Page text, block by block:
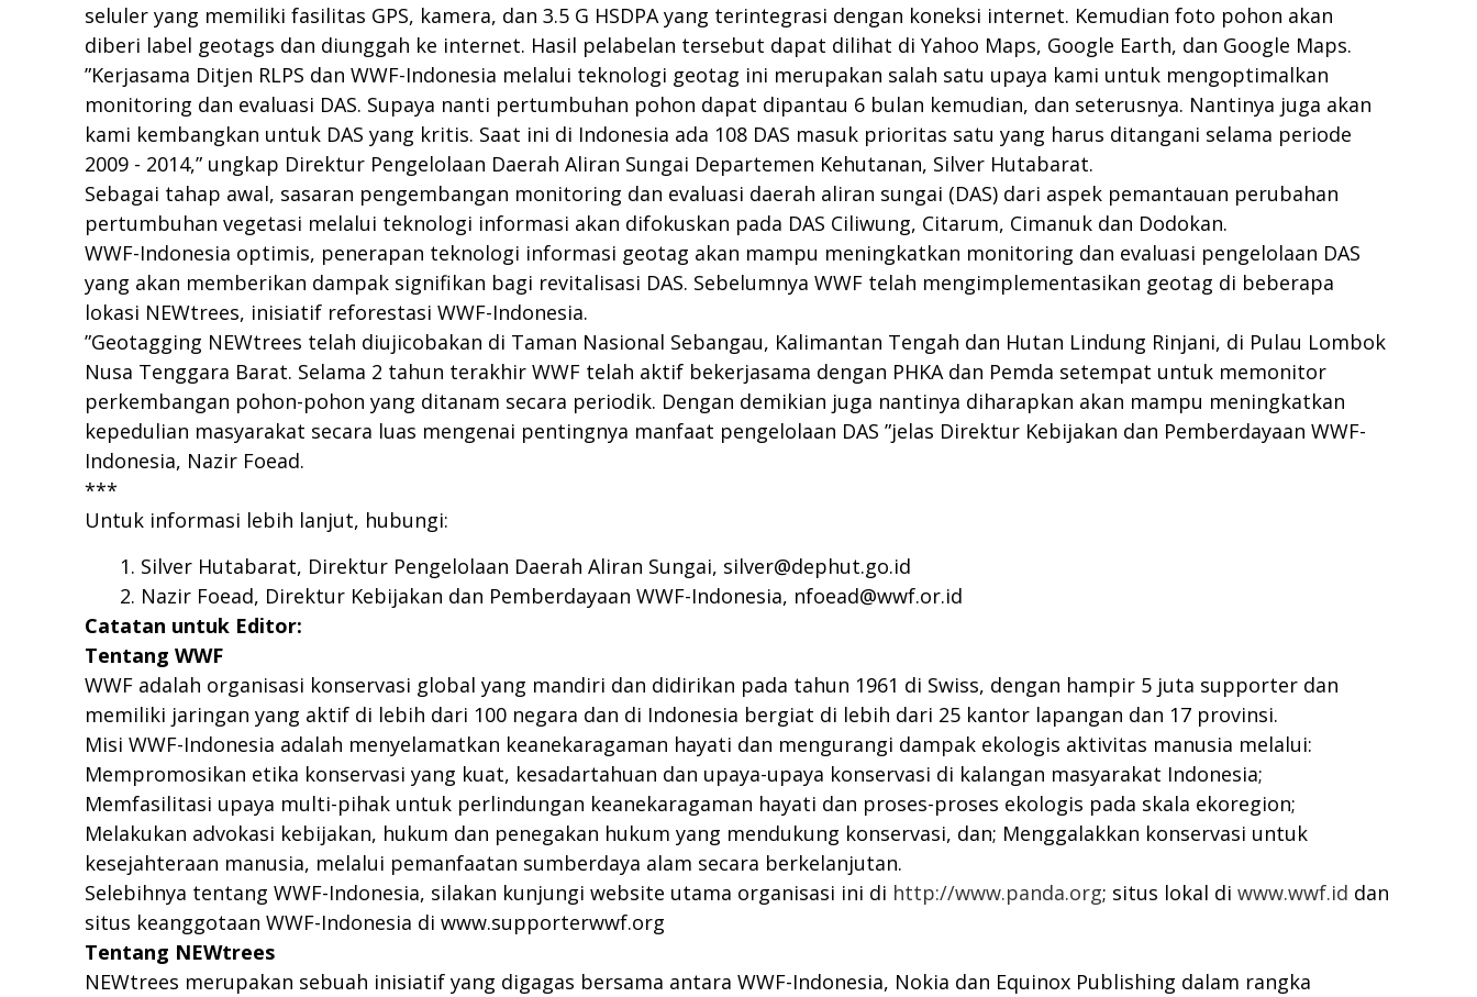
seluler yang memiliki fasilitas GPS, kamera, dan 3.5 G HSDPA yang terintegrasi dengan koneksi internet. Kemudian foto pohon akan
diberi label geotags dan diunggah ke internet. Hasil pelabelan tersebut dapat dilihat di Yahoo Maps, Google Earth, dan Google Maps.
”Kerjasama Ditjen RLPS dan WWF-Indonesia melalui teknologi geotag ini merupakan salah satu upaya kami untuk mengoptimalkan
monitoring dan evaluasi DAS. Supaya nanti pertumbuhan pohon dapat dipantau 6 bulan kemudian, dan seterusnya. Nantinya juga akan
kami kembangkan untuk DAS yang kritis. Saat ini di Indonesia ada 108 DAS masuk prioritas satu yang harus ditangani selama periode
2009 - 2014,” ungkap Direktur Pengelolaan Daerah Aliran Sungai Departemen Kehutanan, Silver Hutabarat.
Sebagai tahap awal, sasaran pengembangan monitoring dan evaluasi daerah aliran sungai (DAS) dari aspek pemantauan perubahan
pertumbuhan vegetasi melalui teknologi informasi akan difokuskan pada DAS Ciliwung, Citarum, Cimanuk dan Dodokan.
WWF-Indonesia optimis, penerapan teknologi informasi geotag akan mampu meningkatkan monitoring dan evaluasi pengelolaan DAS
yang akan memberikan dampak signifikan bagi revitalisasi DAS. Sebelumnya WWF telah mengimplementasikan geotag di beberapa
lokasi NEWtrees, inisiatif reforestasi WWF-Indonesia.
”Geotagging NEWtrees telah diujicobakan di Taman Nasional Sebangau, Kalimantan Tengah dan Hutan Lindung Rinjani, di Pulau Lombok
Nusa Tenggara Barat. Selama 2 tahun terakhir WWF telah aktif bekerjasama dengan PHKA dan Pemda setempat untuk memonitor
perkembangan pohon-pohon yang ditanam secara periodik. Dengan demikian juga nantinya diharapkan akan mampu meningkatkan
kepedulian masyarakat secara luas mengenai pentingnya manfaat pengelolaan DAS ”jelas Direktur Kebijakan dan Pemberdayaan WWF-
Indonesia, Nazir Foead.
***
Untuk informasi lebih lanjut, hubungi:
Silver Hutabarat, Direktur Pengelolaan Daerah Aliran Sungai, silver@dephut.go.id
Nazir Foead, Direktur Kebijakan dan Pemberdayaan WWF-Indonesia, nfoead@wwf.or.id
Catatan untuk Editor:
Tentang WWF
WWF adalah organisasi konservasi global yang mandiri dan didirikan pada tahun 1961 di Swiss, dengan hampir 5 juta supporter dan
memiliki jaringan yang aktif di lebih dari 100 negara dan di Indonesia bergiat di lebih dari 25 kantor lapangan dan 17 provinsi.
Misi WWF-Indonesia adalah menyelamatkan keanekaragaman hayati dan mengurangi dampak ekologis aktivitas manusia melalui:
Mempromosikan etika konservasi yang kuat, kesadartahuan dan upaya-upaya konservasi di kalangan masyarakat Indonesia;
Memfasilitasi upaya multi-pihak untuk perlindungan keanekaragaman hayati dan proses-proses ekologis pada skala ekoregion;
Melakukan advokasi kebijakan, hukum dan penegakan hukum yang mendukung konservasi, dan; Menggalakkan konservasi untuk
kesejahteraan manusia, melalui pemanfaatan sumberdaya alam secara berkelanjutan.
Selebihnya tentang WWF-Indonesia, silakan kunjungi website utama organisasi ini di http://www.panda.org; situs lokal di www.wwf.id dan
situs keanggotaan WWF-Indonesia di www.supporterwwf.org
Tentang NEWtrees
NEWtrees merupakan sebuah inisiatif yang digagas bersama antara WWF-Indonesia, Nokia dan Equinox Publishing dalam rangka